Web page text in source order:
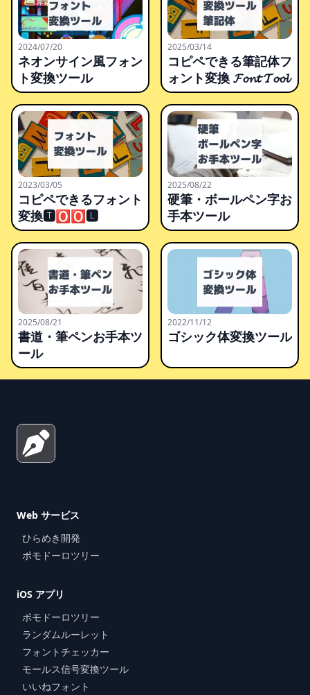
2024/07/20
ネオンサイン風フォン
ト変換ツール
2025/03/14
コピペできる筆記体フ
ォント変換 𝓕𝓸𝓷𝓽 𝓣𝓸𝓸𝓵
2023/03/05
コピペできるフォント
変換🆃🅾🅾🅻
2025/08/22
硬筆・ボールペン字お
手本ツール
2025/08/21
書道・筆ペンお手本ツ
ール
2022/11/12
ゴシック体変換ツール
Web サービス
ひらめき開発
ポモドーロツリー
iOS アプリ
ポモドーロツリー
ランダムルーレット
フォントチェッカー
モールス信号変換ツール
いいねフォント